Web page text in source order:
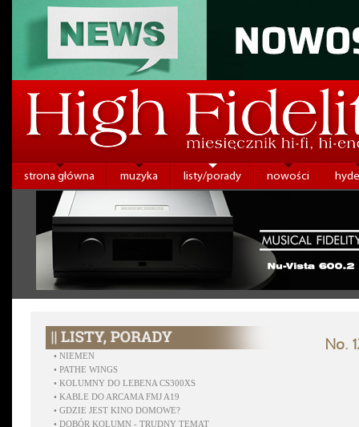
strona główna muzyka listy/porady nowości
No.
• NIEMEN
• PATHE WINGS
• KOLUMNY DO LEBENA CS300XS
• KABLE DO ARCAMA FMJ A19
• GDZIE JEST KINO DOMOWE?
• DOBÓR KOLUMN - TRUDNY TEMAT